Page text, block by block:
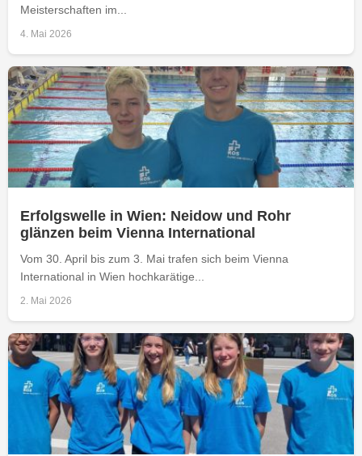
Meisterschaften im...
4. Mai 2026
Erfolgswelle in Wien: Neidow und Rohr
glänzen beim Vienna International
Vom 30. April bis zum 3. Mai trafen sich beim Vienna
International in Wien hochkarätige...
2. Mai 2026